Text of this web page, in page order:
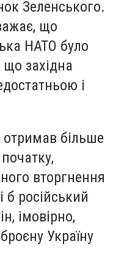
Зеленського.
що
НАТО було
західна
і
більше
вторгнення
б російський
імовірно,
Україну